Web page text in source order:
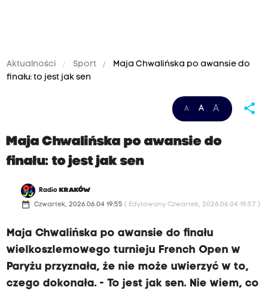
Aktualności Sport
Maja Chwalińska po awansie do
finału: to jest jak sen
A A A share
Maja Chwalińska po awansie do
finału: to jest jak sen
Radio KRAKÓW
date_range Czwartek, 2026.06.04 19:55 ( Edytowany Czwartek, 2026.06.04 19:57 )
Maja Chwalińska po awansie do finału
wielkoszlemowego turnieju French Open w
Paryżu przyznała, że nie może uwierzyć w to,
czego dokonała. - To jest jak sen. Nie wiem, co